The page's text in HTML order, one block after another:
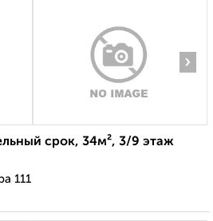
›
срок, 34м², 3/9 этаж
111